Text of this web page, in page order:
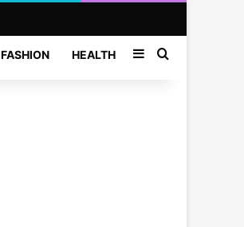
FASHION HEALTH SidebarSearch for